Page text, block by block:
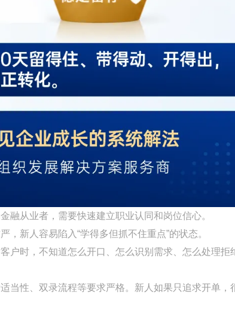
融从业者，需要快速建立职业认同和岗位信心。
新人容易陷入“学得多但抓不住重点”的状态。
户时，不知道怎么开口、怎么识别需求、怎么处理拒
当性、双录流程等要求严格。新人如果只追求开单，